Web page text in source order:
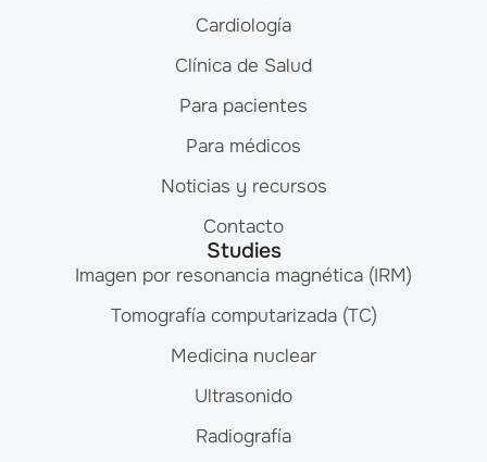
Cardiología
Clínica de Salud
Para pacientes
Para médicos
Noticias y recursos
Contacto
Studies
Imagen por resonancia magnética (IRM)
Tomografía computarizada (TC)
Medicina nuclear
Ultrasonido
Radiografía